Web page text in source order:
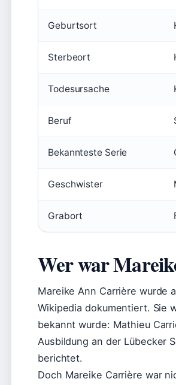
Geburtsort
Sterbeort
Todesursache
Beruf
Bekannteste Serie
Geschwister
Grabort
Wer war
Mareike Ann Carrière wurde
Wikipedia dokumentiert. Sie
bekannt wurde: Mathieu
Ausbildung an der Lübecker
berichtet.
Doch Mareike Carrière war